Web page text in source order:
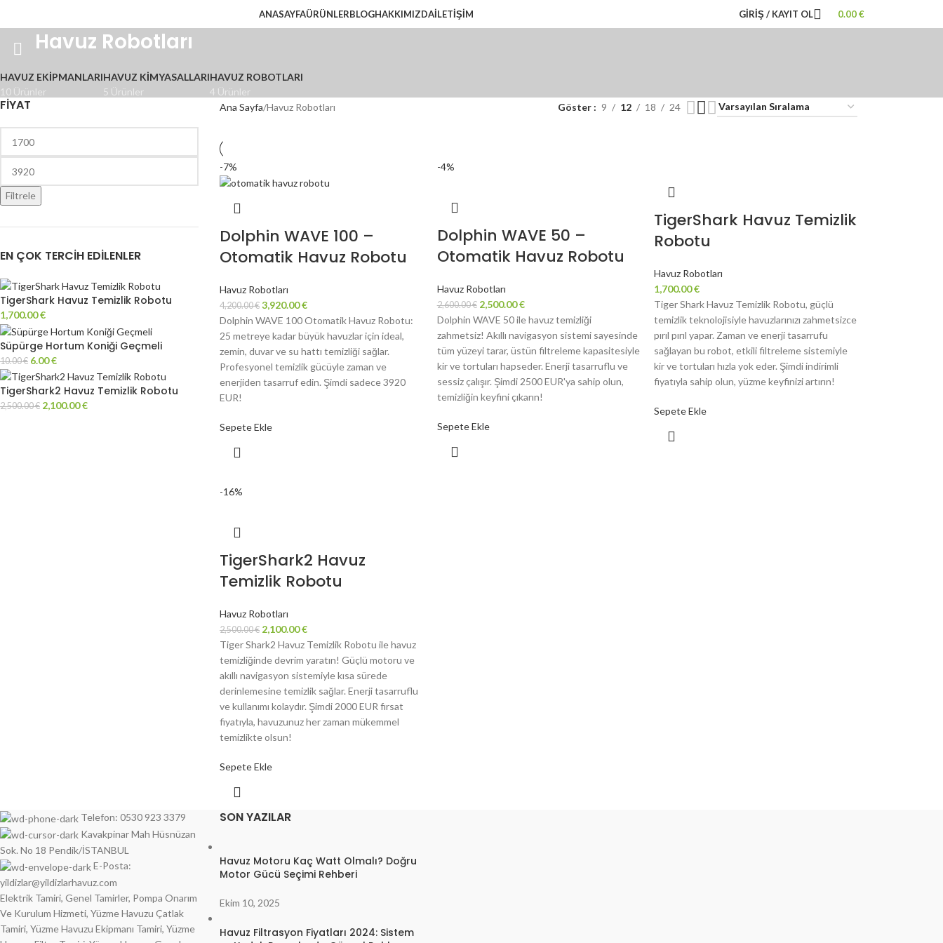
ANASAYFAÜRÜNLERBLOGHAKKIMIZDAİLETIŞIM GIRIŞ / KAYIT OL 0.00€
Havuz Robotları
HAVUZ EKIPMANLARI
10 Ürünler
HAVUZ KIMYASALLARI
5 Ürünler
HAVUZ ROBOTLARI
4 Ürünler
FIYAT
Filtrele
EN ÇOK TERCIH EDILENLER
TigerShark Havuz Temizlik Robotu
1,700.00€
Süpürge Hortum Koniği Geçmeli
10.00€ 6.00€
TigerShark2 Havuz Temizlik Robotu
2,500.00€ 2,100.00€
Ana Sayfa Havuz Robotları Göster 9 12 18 24
-7%
Dolphin WAVE 100 –
Otomatik Havuz Robotu
Havuz Robotları
4,200.00€ 3,920.00€
Dolphin WAVE 100 Otomatik Havuz Robotu:
25 metreye kadar büyük havuzlar için ideal,
zemin, duvar ve su hattı temizliği sağlar.
Profesyonel temizlik gücüyle zaman ve
enerjiden tasarruf edin. Şimdi sadece 3920
EUR!
Sepete Ekle
-4%
Dolphin WAVE 50 –
Otomatik Havuz Robotu
Havuz Robotları
2,600.00€ 2,500.00€
Dolphin WAVE 50 ile havuz temizliği
zahmetsiz! Akıllı navigasyon sistemi sayesinde
tüm yüzeyi tarar, üstün filtreleme kapasitesiyle
kir ve tortuları hapseder. Enerji tasarruflu ve
sessiz çalışır. Şimdi 2500 EUR'ya sahip olun,
temizliğin keyfini çıkarın!
Sepete Ekle
TigerShark Havuz Temizlik
Robotu
Havuz Robotları
1,700.00€
Tiger Shark Havuz Temizlik Robotu, güçlü
temizlik teknolojisiyle havuzlarınızı zahmetsizce
pırıl pırıl yapar. Zaman ve enerji tasarrufu
sağlayan bu robot, etkili filtreleme sistemiyle
kir ve tortuları hızla yok eder. Şimdi indirimli
fiyatıyla sahip olun, yüzme keyfinizi artırın!
Sepete Ekle
-16%
TigerShark2 Havuz
Temizlik Robotu
Havuz Robotları
2,500.00€ 2,100.00€
Tiger Shark2 Havuz Temizlik Robotu ile havuz
temizliğinde devrim yaratın! Güçlü motoru ve
akıllı navigasyon sistemiyle kısa sürede
derinlemesine temizlik sağlar. Enerji tasarruflu
ve kullanımı kolaydır. Şimdi 2000 EUR fırsat
fiyatıyla, havuzunuz her zaman mükemmel
temizlikte olsun!
Sepete Ekle
Telefon: 0530 923 3379
Kavakpinar Mah Hüsnüzan
Sok. No 18 Pendik/İSTANBUL
E-Posta:
yildizlar@yildizlarhavuz.com
Elektrik Tamiri, Genel Tamirler, Pompa Onarım
Ve Kurulum Hizmeti, Yüzme Havuzu Çatlak
Tamiri, Yüzme Havuzu Ekipmanı Tamiri, Yüzme
SON YAZILAR
Havuz Motoru Kaç Watt Olmalı? Doğru
Motor Gücü Seçimi Rehberi
Ekim 10, 2025
Havuz Filtrasyon Fiyatları 2024: Sistem